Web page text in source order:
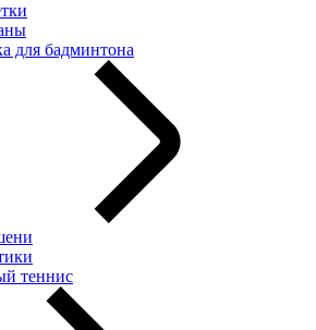
для бадминтона
теннис